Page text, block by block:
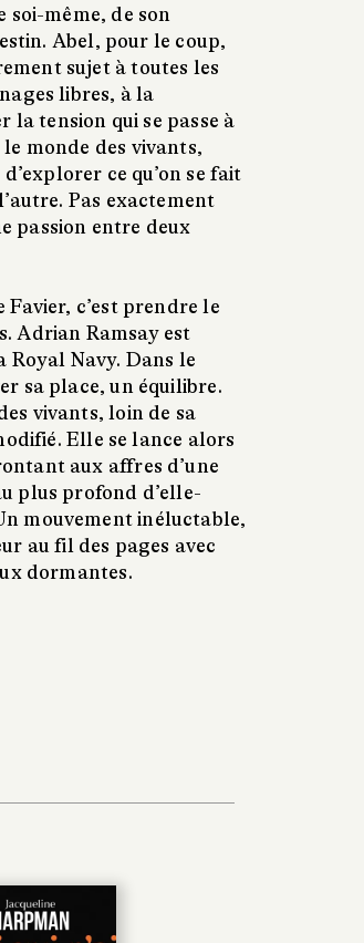
soi-même, de son
Abel, pour le coup,
sujet à toutes les
libres, à la
la tension qui se passe à
monde des vivants,
ce qu’on se fait
Pas exactement
passion entre deux
c’est prendre le
Adrian Ramsay est
Royal Navy. Dans le
sa place, un équilibre.
vivants, loin de sa
Elle se lance alors
aux affres d’une
plus profond d’elle-
mouvement inéluctable,
au fil des pages avec
dormantes.